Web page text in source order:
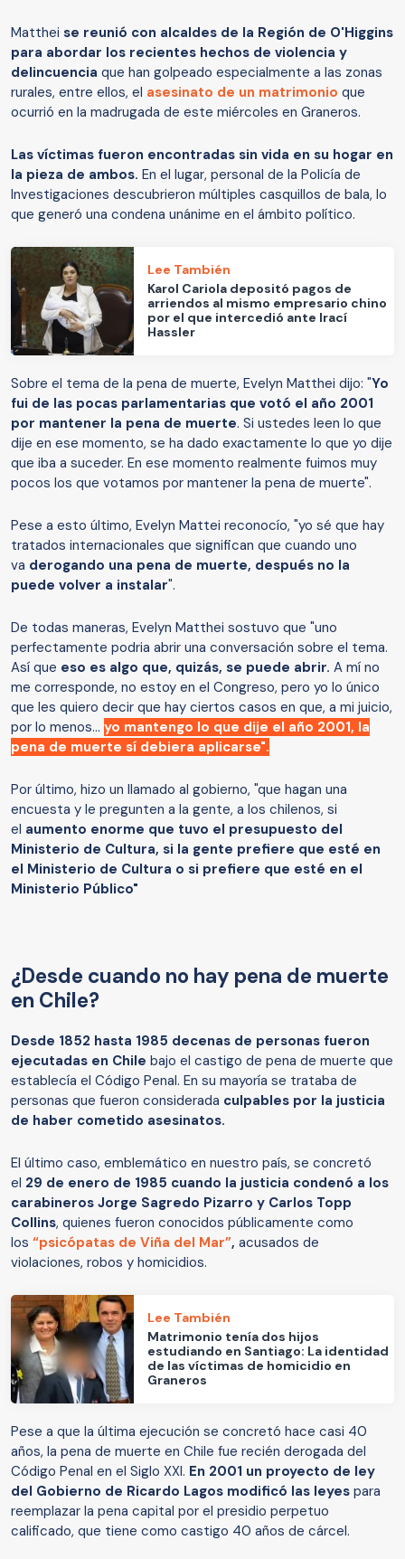
Matthei se reunió con alcaldes de la Región de O'Higgins
para abordar los recientes hechos de violencia y
delincuencia que han golpeado especialmente a las zonas
rurales, entre ellos, el asesinato de un matrimonio que
ocurrió en la madrugada de este miércoles en Graneros.
Las víctimas fueron encontradas sin vida en su hogar en
la pieza de ambos. En el lugar, personal de la Policía de
Investigaciones descubrieron múltiples casquillos de bala, lo
que generó una condena unánime en el ámbito político.
Lee También
Karol Cariola depositó pagos de
arriendos al mismo empresario chino
por el que intercedió ante Irací
Hassler
Sobre el tema de la pena de muerte, Evelyn Matthei dijo: "Yo
fui de las pocas parlamentarias que votó el año 2001
por mantener la pena de muerte. Si ustedes leen lo que
dije en ese momento, se ha dado exactamente lo que yo dije
que iba a suceder. En ese momento realmente fuimos muy
pocos los que votamos por mantener la pena de muerte".
Pese a esto último, Evelyn Mattei reconocío, "yo sé que hay
tratados internacionales que significan que cuando uno
va derogando una pena de muerte, después no la
puede volver a instalar".
De todas maneras, Evelyn Matthei sostuvo que "uno
perfectamente podria abrir una conversación sobre el tema.
Así que eso es algo que, quizás, se puede abrir. A mí no
me corresponde, no estoy en el Congreso, pero yo lo único
que les quiero decir que hay ciertos casos en que, a mi juicio,
por lo menos… yo mantengo lo que dije el año 2001, la
pena de muerte sí debiera aplicarse".
Por último, hizo un llamado al gobierno, "que hagan una
encuesta y le pregunten a la gente, a los chilenos, si
el aumento enorme que tuvo el presupuesto del
Ministerio de Cultura, si la gente prefiere que esté en
el Ministerio de Cultura o si prefiere que esté en el
Ministerio Público"
¿Desde cuando no hay pena de muerte
en Chile?
Desde 1852 hasta 1985 decenas de personas fueron
ejecutadas en Chile bajo el castigo de pena de muerte que
establecía el Código Penal. En su mayoría se trataba de
personas que fueron considerada culpables por la justicia
de haber cometido asesinatos.
El último caso, emblemático en nuestro país, se concretó
el 29 de enero de 1985 cuando la justicia condenó a los
carabineros Jorge Sagredo Pizarro y Carlos Topp
Collins, quienes fueron conocidos públicamente como
los “psicópatas de Viña del Mar”, acusados de
violaciones, robos y homicidios.
Lee También
Matrimonio tenía dos hijos
estudiando en Santiago: La identidad
de las víctimas de homicidio en
Graneros
Pese a que la última ejecución se concretó hace casi 40
años, la pena de muerte en Chile fue recién derogada del
Código Penal en el Siglo XXI. En 2001 un proyecto de ley
del Gobierno de Ricardo Lagos modificó las leyes para
reemplazar la pena capital por el presidio perpetuo
calificado, que tiene como castigo 40 años de cárcel.